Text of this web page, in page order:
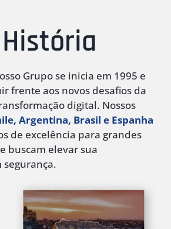
Grupo se inicia em 1995 e
frente aos novos desafios da
digital. Nossos
Argentina, Brasil e Espanha
de excelência para grandes
buscam elevar sua